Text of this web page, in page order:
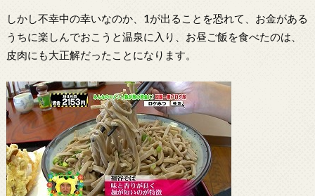
しかし不幸中の幸いなのか、1が出ることを恐れて、お金がある
うちに楽しんでおこうと温泉に入り、お昼ご飯を食べたのは、
皮肉にも大正解だったことになります。